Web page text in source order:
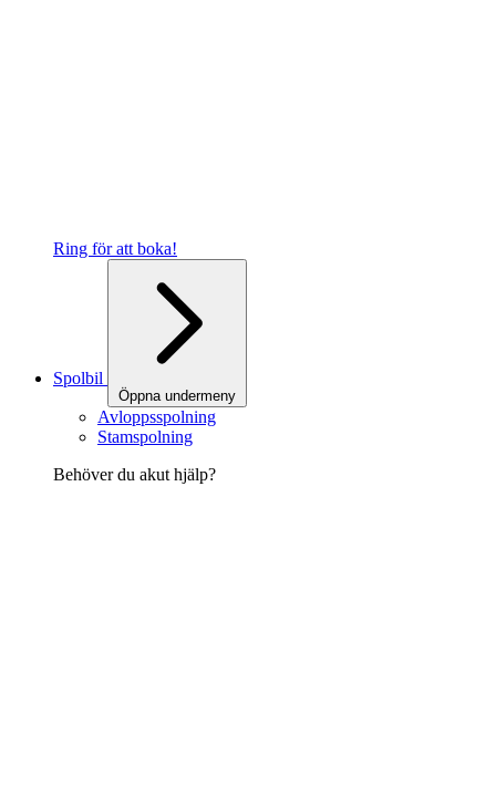
Ring för att boka!
Spolbil
Öppna undermeny
Avloppsspolning
Stamspolning
Behöver du akut hjälp?